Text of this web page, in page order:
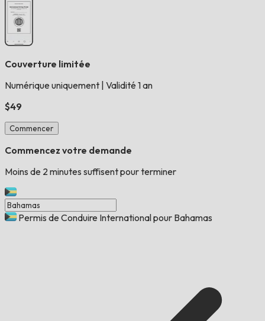
Couverture limitée
Numérique uniquement Validité 1 an
$49
Commencer
Commencez votre demande
Moins de 2 minutes suffisent pour terminer
Permis de Conduire International pour Bahamas